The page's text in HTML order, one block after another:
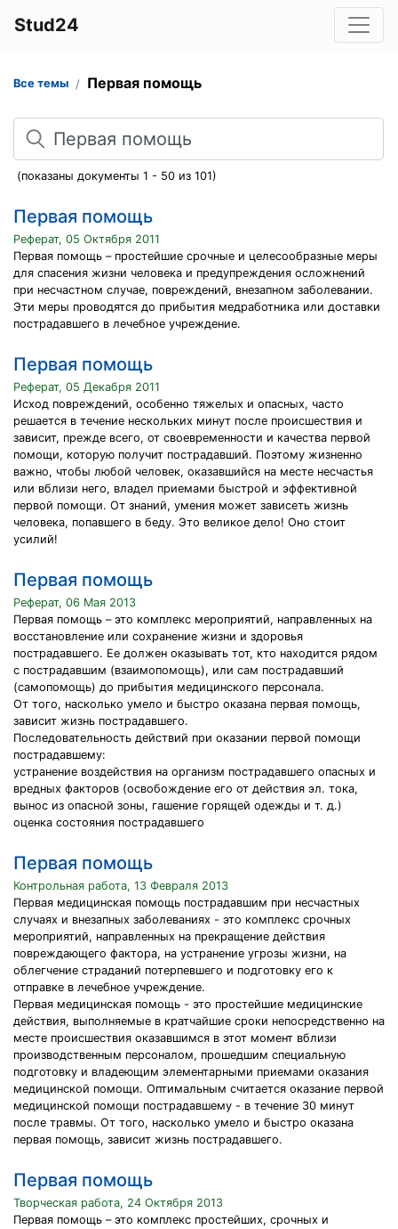
Stud24
Все темы Первая помощь
Поиск
(показаны документы 1 - 50 из 101)
Первая помощь
Реферат, 05 Октября 2011
Первая помощь – простейшие срочные и целесообразные меры
для спасения жизни человека и предупреждения осложнений
при несчастном случае, повреждений, внезапном заболевании.
Эти меры проводятся до прибытия медработника или доставки
пострадавшего в лечебное учреждение.
Первая помощь
Реферат, 05 Декабря 2011
Исход повреждений, особенно тяжелых и опасных, часто
решается в течение нескольких минут после происшествия и
зависит, прежде всего, от своевременности и качества первой
помощи, которую получит пострадавший. Поэтому жизненно
важно, чтобы любой человек, оказавшийся на месте несчастья
или вблизи него, владел приемами быстрой и эффективной
первой помощи. От знаний, умения может зависеть жизнь
человека, попавшего в беду. Это великое дело! Оно стоит
усилий!
Первая помощь
Реферат, 06 Мая 2013
Первая помощь – это комплекс мероприятий, направленных на
восстановление или сохранение жизни и здоровья
пострадавшего. Ее должен оказывать тот, кто находится рядом
с пострадавшим (взаимопомощь), или сам пострадавший
(самопомощь) до прибытия медицинского персонала.
От того, насколько умело и быстро оказана первая помощь,
зависит жизнь пострадавшего.
Последовательность действий при оказании первой помощи
пострадавшему:
устранение воздействия на организм пострадавшего опасных и
вредных факторов (освобождение его от действия эл. тока,
вынос из опасной зоны, гашение горящей одежды и т. д.)
оценка состояния пострадавшего
Первая помощь
Контрольная работа, 13 Февраля 2013
Первая медицинская помощь пострадавшим при несчастных
случаях и внезапных заболеваниях - это комплекс срочных
мероприятий, направленных на прекращение действия
повреждающего фактора, на устранение угрозы жизни, на
облегчение страданий потерпевшего и подготовку его к
отправке в лечебное учреждение.
Первая медицинская помощь - это простейшие медицинские
действия, выполняемые в кратчайшие сроки непосредственно на
месте происшествия оказавшимся в этот момент вблизи
производственным персоналом, прошедшим специальную
подготовку и владеющим элементарными приемами оказания
медицинской помощи. Оптимальным считается оказание первой
медицинской помощи пострадавшему - в течение 30 минут
после травмы. От того, насколько умело и быстро оказана
первая помощь, зависит жизнь пострадавшего.
Первая помощь
Творческая работа, 24 Октября 2013
Первая помощь – это комплекс простейших, срочных и